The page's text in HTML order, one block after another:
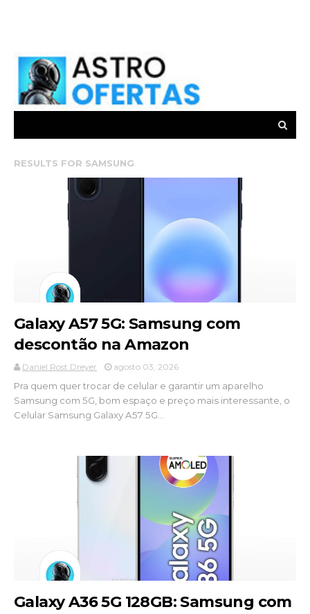
RESULTS FOR SAMSUNG
Galaxy A57 5G: Samsung com
descontão na Amazon
Daniel Rost Dreyer agosto 03, 2026
Pra quem quer trocar de celular e garantir um aparelho
Samsung com 5G, bom espaço e preço mais interessante, o
Celular Samsung Galaxy A57 5G...
Galaxy A36 5G 128GB: Samsung com